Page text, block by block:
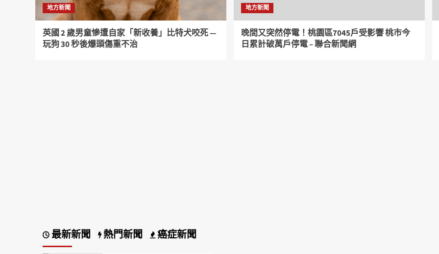
地方新聞
英國 2 歲男童慘遭自家「新收養」比特犬咬死 —
玩狗 30 秒後爆頭傷重不治
地方新聞
晚間又突然停電！桃園區7045戶受影響 桃市今
日累計破萬戶停電 – 聯合新聞網
最新新聞 熱門新聞 癌症新聞